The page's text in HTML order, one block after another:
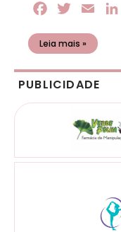
FacebookTwitterEmail
Leia mais »
PUBLICIDADE